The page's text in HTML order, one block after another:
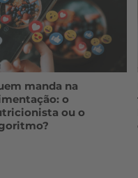
manda na
o
ou o